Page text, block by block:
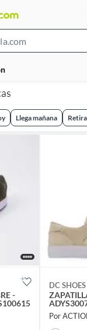
Bar
Llega mañana
-
DC SHOES
Por